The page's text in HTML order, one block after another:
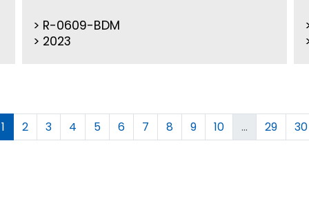
R-0609-BDM
2023
1 2 3 4 5 6 7 8 9 10 ... 29 30